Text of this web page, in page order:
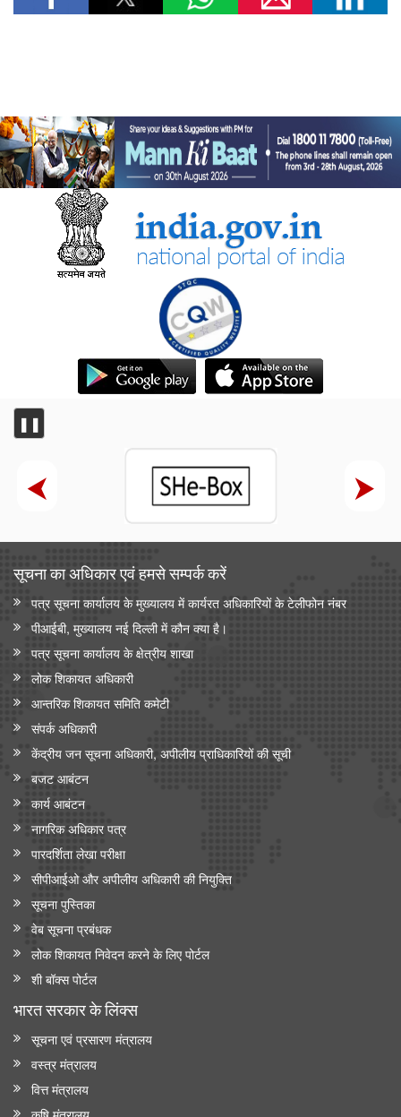
❚❚
सूचना का अधिकार एवं हमसे सम्‍पर्क करें
पत्र सूचना कार्यालय के मुख्यालय में कार्यरत अधिकारियों के टेलीफोन नंबर
पीआईबी, मुख्यालय नई दिल्ली में कौन क्या है।
पत्र सूचना कार्यालय के क्षेत्रीय शाखा
लोक शिकायत अधिकारी
आन्‍तरिक शिकायत समिति कमेटी
संपर्क अधिकारी
केंद्रीय जन सूचना अधिकारी, अपीलीय प्राधिकारियों की सूची
बजट आबंटन
कार्य आबंटन
नागरिक अधिकार पत्र
पारदर्शिता लेखा परीक्षा
सीपीआईओ और अपी‍लीय अधिकारी की नियुक्ति
सूचना पुस्तिका
वेब सूचना प्रबंधक
लोक शिकायत निवेदन करने के लिए पोर्टल
शी बॉक्स पोर्टल
भारत सरकार के लिंक्‍स
सूचना एवं प्रसारण मंत्रालय
वस्त्र मंत्रालय
वित्त मंत्रालय